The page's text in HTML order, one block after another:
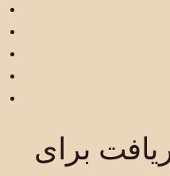
برای